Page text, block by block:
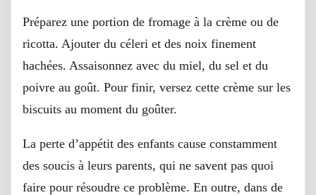
Préparez une portion de fromage à la crème ou de
ricotta. Ajouter du céleri et des noix finement
hachées. Assaisonnez avec du miel, du sel et du
poivre au goût. Pour finir, versez cette crème sur les
biscuits au moment du goûter.
La perte d’appétit des enfants cause constamment
des soucis à leurs parents, qui ne savent pas quoi
faire pour résoudre ce problème. En outre, dans de